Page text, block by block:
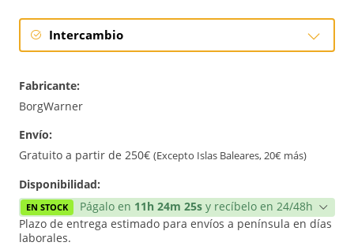
Intercambio
Reconstrucción
Fabricante:
BorgWarner
Envío:
Gratuito a partir de 250€ (Excepto Islas Baleares, 20€ más)
Disponibilidad:
EN STOCK Págalo en 11h 24m 25s y recíbelo en 24/48h
Plazo de entrega estimado para envíos a península en días
laborales.